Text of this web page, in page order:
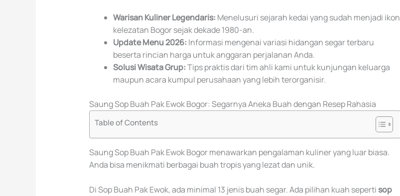
Warisan Kuliner Legendaris: Menelusuri sejarah kedai yang sudah menjadi ikon
kelezatan Bogor sejak dekade 1980-an.
Update Menu 2026: Informasi mengenai variasi hidangan segar terbaru
beserta rincian harga untuk anggaran perjalanan Anda.
Solusi Wisata Grup:Tips praktis dari tim ahli kami untuk kunjungan keluarga
maupun acara kumpul perusahaan yang lebih terorganisir.
Saung Sop Buah Pak Ewok Bogor: Segarnya Aneka Buah dengan Resep Rahasia
Table of Contents
Saung Sop Buah Pak Ewok Bogor menawarkan pengalaman kuliner yang luar biasa.
Anda bisa menikmati berbagai buah tropis yang lezat dan unik.
Di Sop Buah Pak Ewok, ada minimal 13 jenis buah segar. Ada pilihan kuah sepertisop